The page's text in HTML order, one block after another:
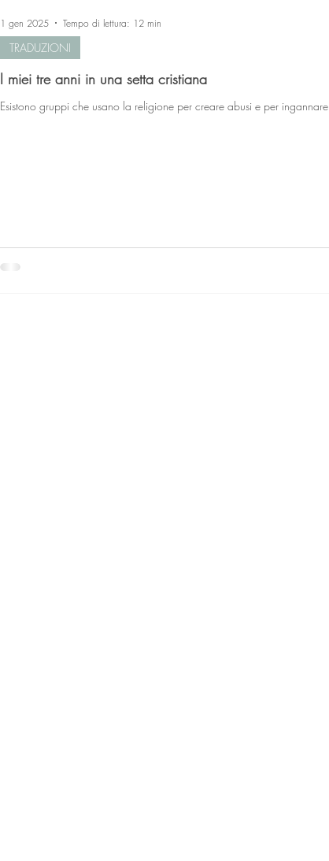
I miei tre anni in una setta cristiana
Esistono gruppi che usano la religione per creare abusi e per ingannare
TRADUZIONI
1 gen 2025 Tempo di lettura: 12 min